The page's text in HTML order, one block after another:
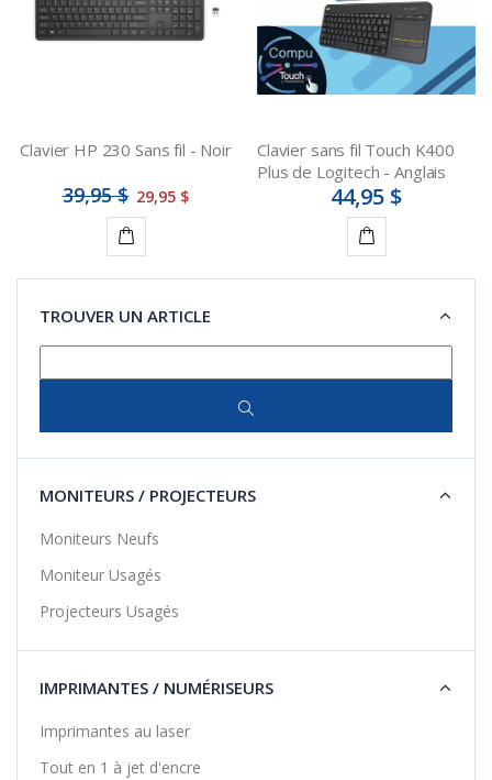
Clavier HP 230 Sans fil - Noir
39,95 $ 29,95 $
Ajouter
au
panier
Clavier sans fil Touch K400
Plus de Logitech - Anglais
44,95 $
Ajouter
panier
TROUVER UN ARTICLE
MONITEURS / PROJECTEURS
Moniteurs Neufs
Moniteur Usagés
Projecteurs Usagés
IMPRIMANTES / NUMÉRISEURS
Imprimantes au laser
Tout en 1 à jet d'encre